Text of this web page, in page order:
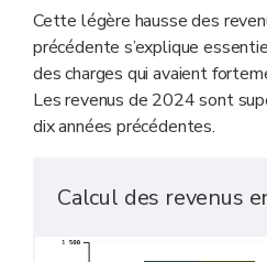
Cette légère hausse des
précédente s’explique
des charges qui avaient
Les revenus de 2024 sont
dix années précédentes.
Calcul des revenus